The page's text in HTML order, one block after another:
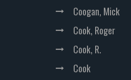
Coogan, Mick
Cook, Roger
Cook, R.
Cook